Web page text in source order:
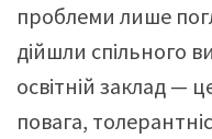
проблеми лише
дійшли спільного
освітній заклад —
повага,